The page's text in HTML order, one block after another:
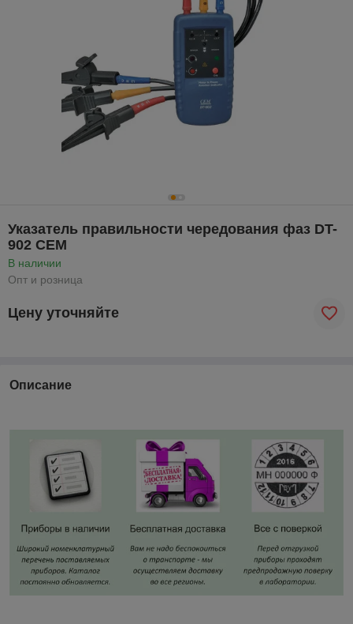
Указатель правильности чередования фаз DT-
902 CEM
В наличии
Опт и розница
Цену уточняйте
Описание